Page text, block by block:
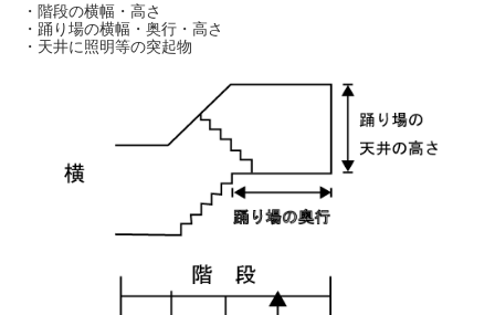
・階段の横幅・高さ
・踊り場の横幅・奥行・高さ
・天井に照明等の突起物